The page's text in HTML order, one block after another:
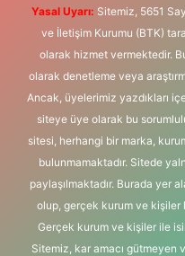
Yasal Uyarı: Sitemiz, 5651
ve İletişim Kurumu (BTK)
olarak hizmet vermektedir.
olarak denetleme veya
Ancak, üyelerimiz yazdıkları
siteye üye olarak bu
sitesi, herhangi bir marka,
bulunmamaktadır. Sitede
paylaşılmaktadır. Burada yer
olup, gerçek kurum ve kişiler
Gerçek kurum ve kişiler ile
Sitemiz, kar amacı gütmeyen